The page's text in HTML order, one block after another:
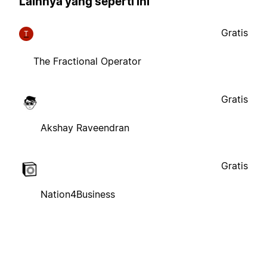
T
The Fractional Operator
Gratis
Akshay Raveendran
Gratis
Nation4Business
Gratis